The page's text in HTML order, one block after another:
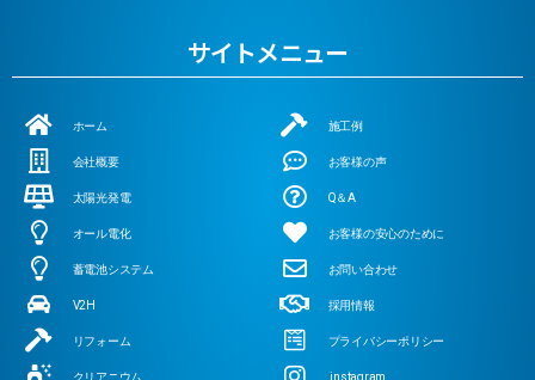
サイトメニュー
ホーム
会社概要
太陽光発電
オール電化
蓄電池システム
V2H
リフォーム
クリアニウム
施工例
お客様の声
Q＆A
お客様の安心のために
お問い合わせ
採用情報
プライバシーポリシー
instagram